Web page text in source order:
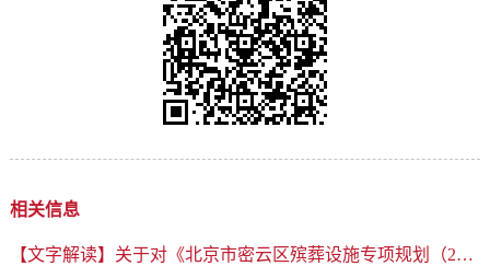
相关信息
【文字解读】关于对《北京市密云区殡葬设施专项规划（2025年-2035年）》的解读